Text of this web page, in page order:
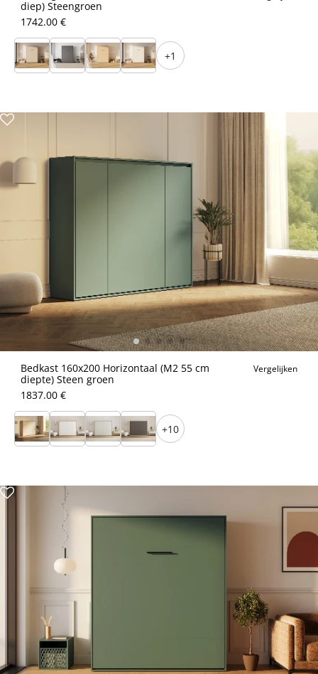
diep) Steengroen
1742.00 €
+1
Bedkast 160x200 Horizontaal (M2 55 cm
diepte) Steen groen
Vergelijken
1837.00 €
+10